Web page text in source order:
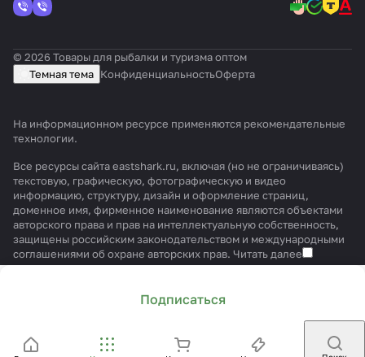
Подписаться
© 2026 Товары для рыбалки и туризма оптом
Темная тема КонфиденциальностьОферта
На информационном ресурсе применяются рекомендательные
технологии.
Все ресурсы сайта eastshark.ru, включая (но не ограничиваясь)
текстовую, графическую, фотографическую и видео
информацию, структуру, дизайн и оформление страниц,
доменное имя, фирменное наименование являются объектами
авторского права и прав на интеллектуальную собственность,
защищены российским законодательством и международными
соглашениями об охране авторских прав. Читать далее